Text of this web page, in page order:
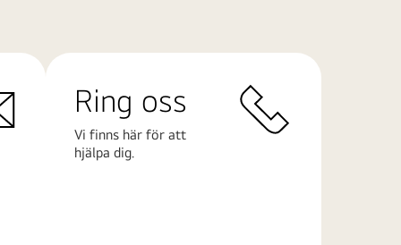
Ring oss
Vi finns här för att
hjälpa dig.